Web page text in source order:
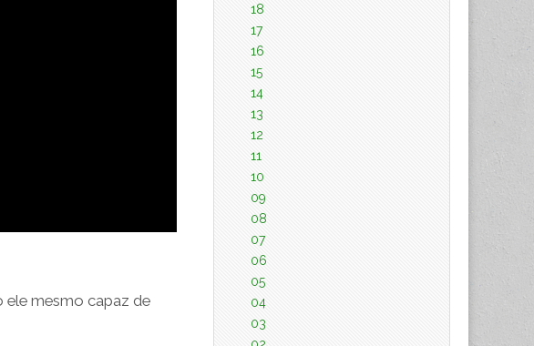
ele mesmo capaz de
18
17
16
15
14
13
12
11
10
09
08
07
06
05
04
03